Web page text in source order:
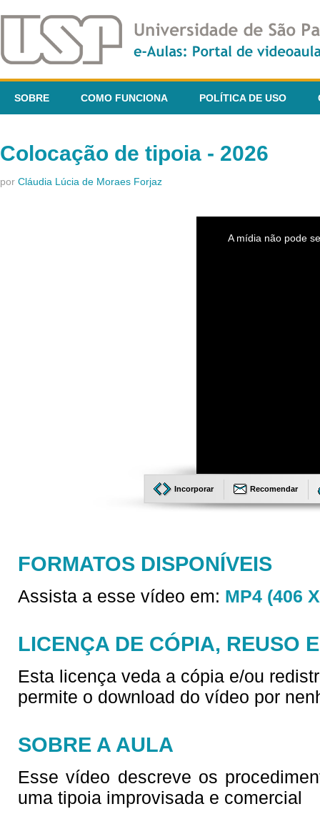
SOBRE COMO FUNCIONA POLÍTICA DE USO
Colocação de tipoia - 2026
por Cláudia Lúcia de Moraes Forjaz
A mídia não pode
Incorporar Recomendar
FORMATOS DISPONÍVEIS
Assista a esse vídeo em: MP4 (406
LICENÇA DE CÓPIA, REUSO
Esta licença veda a cópia e/ou
permite o download do vídeo por
SOBRE A AULA
Esse vídeo descreve os
uma tipoia improvisada e comercial